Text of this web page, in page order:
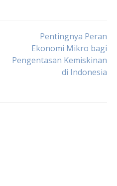
Pentingnya Peran
Ekonomi Mikro bagi
Pengentasan Kemiskinan
di Indonesia